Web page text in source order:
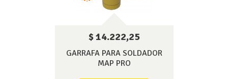
$ 14.222,25
GARRAFA PARA SOLDADOR
MAP PRO